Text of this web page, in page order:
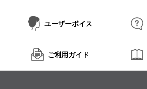
ユーザーボイス
ご利用ガイド